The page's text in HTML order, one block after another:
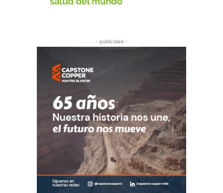
- publicidad -